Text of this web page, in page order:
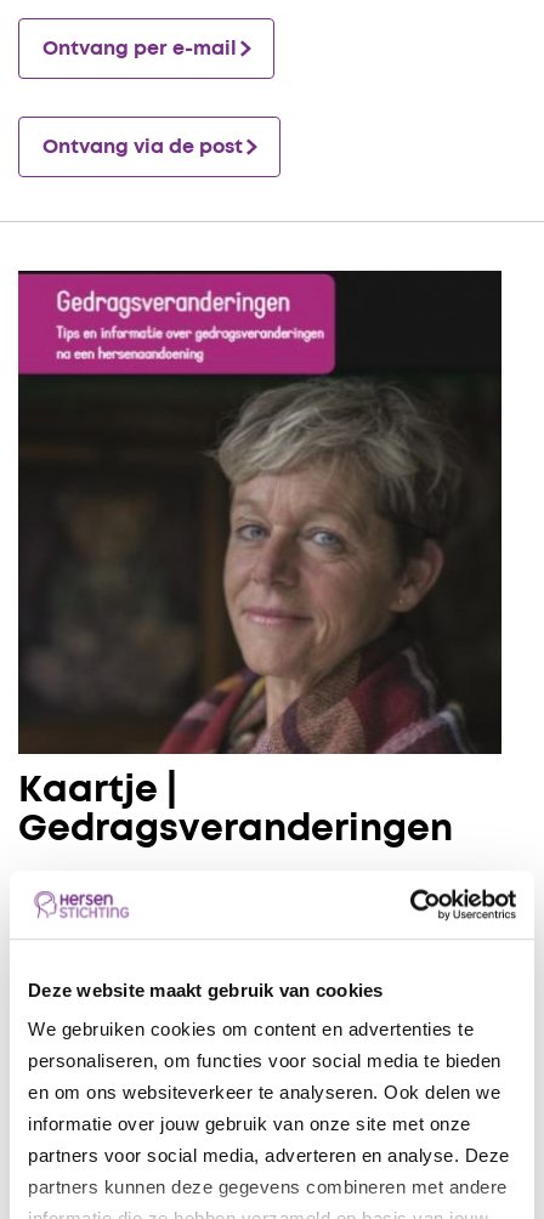
Deze website maakt gebruik van cookies
We gebruiken cookies om content en advertenties te
personaliseren, om functies voor social media te bieden
en om ons websiteverkeer te analyseren. Ook delen we
informatie over jouw gebruik van onze site met onze
partners voor social media, adverteren en analyse. Deze
partners kunnen deze gegevens combineren met andere
Ontvang per e-mail
Ontvang via de post
Kaartje |
Gedragsveranderingen
Tips voor omgaan met gedragsveranderingen na
niet-aangeboren hersenletsel (NAH).
Ontvang per e-mail
Ontvang via de post